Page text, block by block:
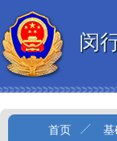
闵
首页 基